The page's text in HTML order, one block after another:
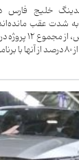
خلیج
به شدت عقب
مالی هلدینگ